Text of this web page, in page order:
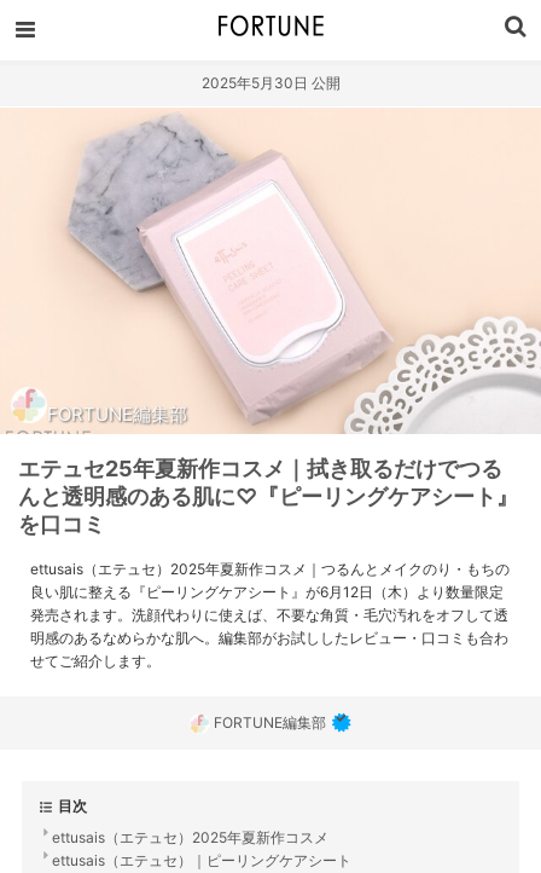
2025年5月30日 公開
FORTUNE編集部
エテュセ25年夏新作コスメ｜拭き取るだけでつる
んと透明感のある肌に♡『ピーリングケアシート』
を口コミ
ettusais（エテュセ）2025年夏新作コスメ｜つるんとメイクのり・もちの
良い肌に整える『ピーリングケアシート』が6月12日（木）より数量限定
発売されます。洗顔代わりに使えば、不要な角質・毛穴汚れをオフして透
明感のあるなめらかな肌へ。編集部がお試ししたレビュー・口コミも合わ
せてご紹介します。
FORTUNE編集部
目次
ettusais（エテュセ）2025年夏新作コスメ
ettusais（エテュセ）｜ピーリングケアシート